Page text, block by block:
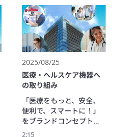
2025/08/25
医療・ヘルスケア機器へ
の取り組み
「医療をもっと、安全、
便利で、スマートに！」
をブランドコンセプトと
したムラタの医療・ヘル
2:15